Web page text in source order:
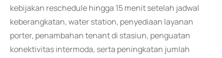
kebijakan reschedule hingga 15 menit setelah jadwal
keberangkatan, water station, penyediaan layanan
porter, penambahan tenant di stasiun, penguatan
konektivitas intermoda, serta peningkatan jumlah